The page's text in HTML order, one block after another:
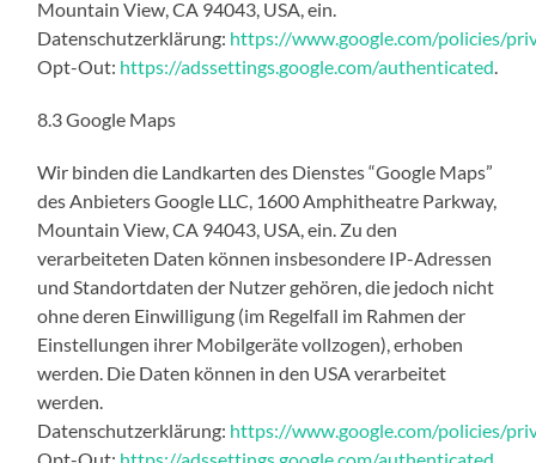
Mountain View, CA 94043, USA, ein.
Datenschutzerklärung: https://www.google.com/policies/
Opt-Out: https://adssettings.google.com/authenticated
8.3 Google Maps
Wir binden die Landkarten des Dienstes “Google Maps”
des Anbieters Google LLC, 1600 Amphitheatre Parkway,
Mountain View, CA 94043, USA, ein. Zu den
verarbeiteten Daten können insbesondere IP-Adressen
und Standortdaten der Nutzer gehören, die jedoch nicht
ohne deren Einwilligung (im Regelfall im Rahmen der
Einstellungen ihrer Mobilgeräte vollzogen), erhoben
werden. Die Daten können in den USA verarbeitet
werden.
Datenschutzerklärung: https://www.google.com/policies/
Opt-Out: https://adssettings.google.com/authenticated